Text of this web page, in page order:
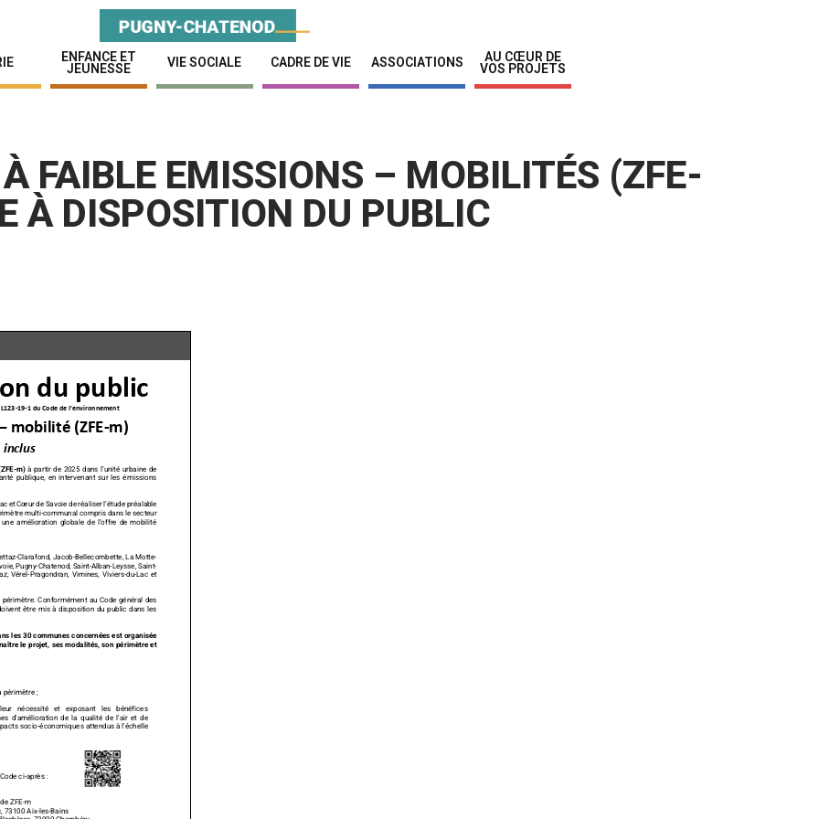
ENFANCE ET
JEUNESSE
VIE SOCIALE CADRE DE VIE ASSOCIATIONS
AU CŒUR DE
VOS PROJETS
FAIBLE EMISSIONS – MOBILITÉS (ZFE-
À DISPOSITION DU PUBLIC
du public
19-1 du Code de l’environnement
mobilité (ZFE- m)
m)à partir de 2025 dans l’unité urbaine de
publique, en intervenant sur les émissions
et Cœur de Savoie de réaliser l’étude préalable
multi-communal compris dans le secteur
amélioration globale de l’offre de mobilité
az-Clarafond, Jacob-Bellecombette, La Motte-
Pugny-Chatenod, Saint-Alban-Leysse, Saint-
Vérel-Pragondran, Vimines, Vi viers-du-Lac et
périmètre. Conformément au Code général des
être mis à disposition du public dans les
les 30 communes concernées est organisée
le projet, ses modalités, son périmètre et
périmètre ;
et exposant les bénéfices
d'amélioration de la qualité de l'air et de
socio-économiques attendus à l'échelle
ci-après :
ZFE-m
, 73100 Aix-les-Bains